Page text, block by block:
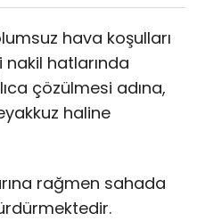
hava koşulları
hatlarında
çözülmesi adına,
haline
rağmen sahada